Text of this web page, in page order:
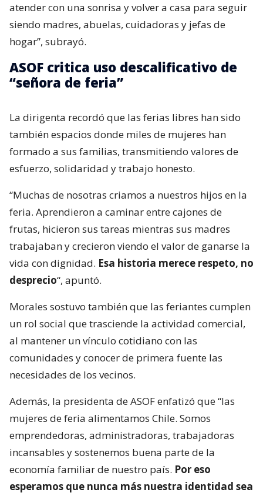
atender con una sonrisa y volver a casa para seguir
siendo madres, abuelas, cuidadoras y jefas de
hogar”, subrayó.
ASOF critica uso descalificativo de
“señora de feria”
La dirigenta recordó que las ferias libres han sido
también espacios donde miles de mujeres han
formado a sus familias, transmitiendo valores de
esfuerzo, solidaridad y trabajo honesto.
“Muchas de nosotras criamos a nuestros hijos en la
feria. Aprendieron a caminar entre cajones de
frutas, hicieron sus tareas mientras sus madres
trabajaban y crecieron viendo el valor de ganarse la
vida con dignidad. Esa historia merece respeto, no
desprecio“, apuntó.
Morales sostuvo también que las feriantes cumplen
un rol social que trasciende la actividad comercial,
al mantener un vínculo cotidiano con las
comunidades y conocer de primera fuente las
necesidades de los vecinos.
Además, la presidenta de ASOF enfatizó que “las
mujeres de feria alimentamos Chile. Somos
emprendedoras, administradoras, trabajadoras
incansables y sostenemos buena parte de la
economía familiar de nuestro país. Por eso
esperamos que nunca más nuestra identidad sea